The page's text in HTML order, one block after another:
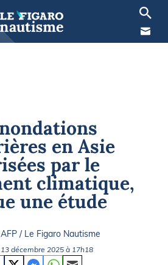
en Asie
par le
climatique,
une étude
/ Le Figaro Nautisme
décembre 2025 à 17h18